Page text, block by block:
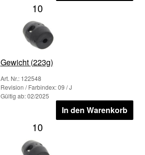
10
Gewicht (223g)
Art. Nr.: 122548
Revision / Farbindex: 09 / J
Gültig ab: 02/2025
In den Warenkorb
10